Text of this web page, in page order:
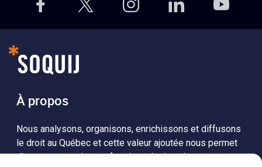
À propos
Nous analysons, organisons, enrichissons et diffusons
le droit au Québec et cette valeur ajoutée nous permet
d’accompagner les professionnels dans leurs